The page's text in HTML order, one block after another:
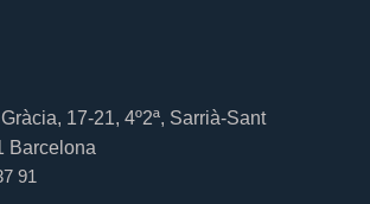
17-21, 4º2ª, Sarrià-Sant
Barcelona
91